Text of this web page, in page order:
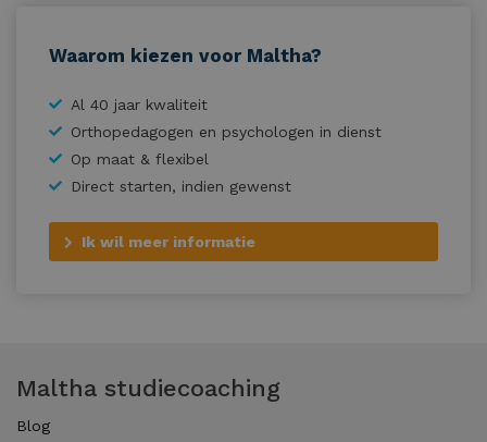
Waarom kiezen voor Maltha?
Al 40 jaar kwaliteit
Orthopedagogen en psychologen in dienst
Op maat & flexibel
Direct starten, indien gewenst
Ik wil meer informatie
Maltha studiecoaching
Blog